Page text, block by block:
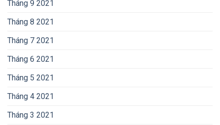
Tháng 9 2021
Tháng 8 2021
Tháng 7 2021
Tháng 6 2021
Tháng 5 2021
Tháng 4 2021
Tháng 3 2021